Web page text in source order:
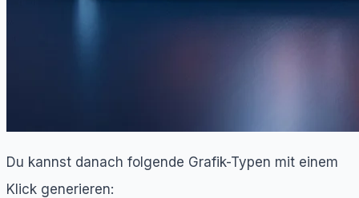
Du kannst danach folgende Grafik-Typen mit einem
Klick generieren: